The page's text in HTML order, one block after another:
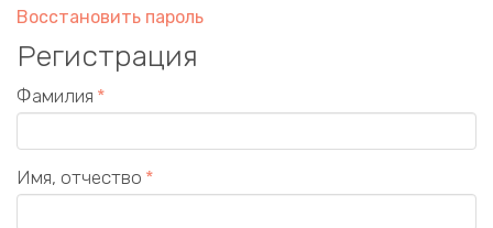
Восстановить пароль
Регистрация
Фамилия
Имя, отчество